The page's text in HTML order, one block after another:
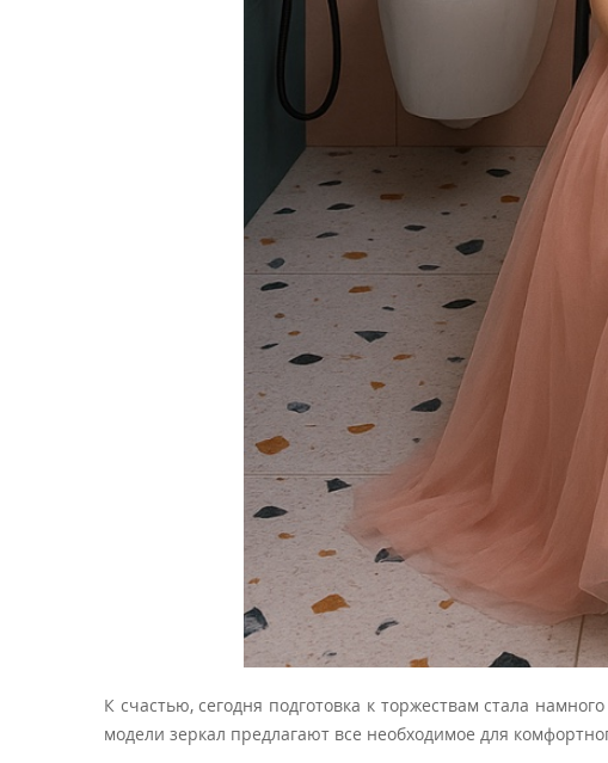
К счастью, сегодня подготовка к торжествам стала
модели зеркал предлагают все необходимое для